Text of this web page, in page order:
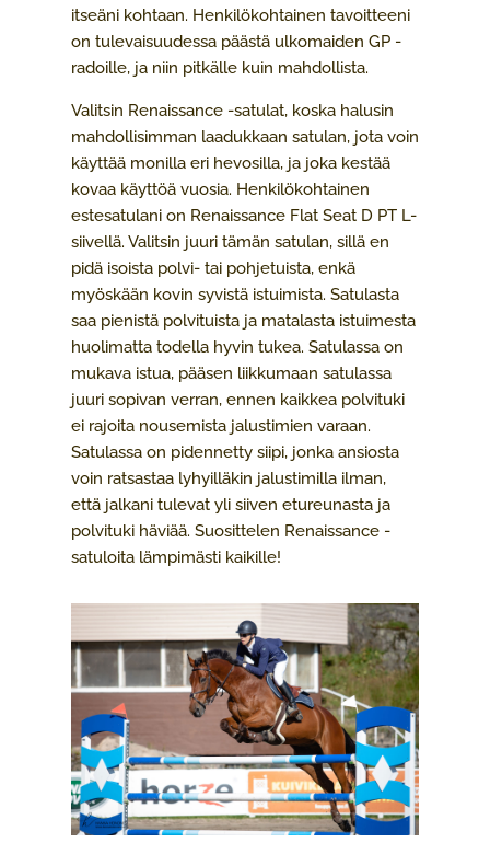
itseäni kohtaan. Henkilökohtainen tavoitteeni
on tulevaisuudessa päästä ulkomaiden GP -
radoille, ja niin pitkälle kuin mahdollista.
Valitsin Renaissance -satulat, koska halusin
mahdollisimman laadukkaan satulan, jota voin
käyttää monilla eri hevosilla, ja joka kestää
kovaa käyttöä vuosia. Henkilökohtainen
estesatulani on Renaissance Flat Seat D PT L-
siivellä. Valitsin juuri tämän satulan, sillä en
pidä isoista polvi- tai pohjetuista, enkä
myöskään kovin syvistä istuimista. Satulasta
saa pienistä polvituista ja matalasta istuimesta
huolimatta todella hyvin tukea. Satulassa on
mukava istua, pääsen liikkumaan satulassa
juuri sopivan verran, ennen kaikkea polvituki
ei rajoita nousemista jalustimien varaan.
Satulassa on pidennetty siipi, jonka ansiosta
voin ratsastaa lyhyilläkin jalustimilla ilman,
että jalkani tulevat yli siiven etureunasta ja
polvituki häviää. Suosittelen Renaissance -
satuloita lämpimästi kaikille!